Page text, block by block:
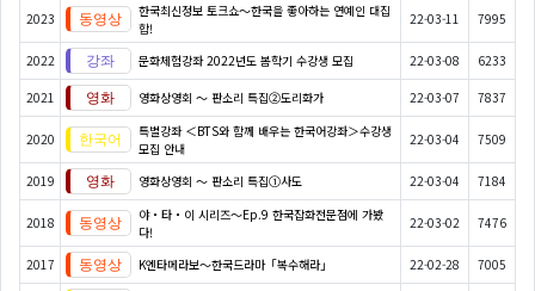
2023
한국최신정보 토크쇼～한국을 좋아하는 연예인 대집
합!
22-03-11 7995
2022 문화체험강좌 2022년도 봄학기 수강생 모집 22-03-08 6233
2021 영화상영회 ～ 판소리 특집②도리화가 22-03-07 7837
2020
특별강좌 ＜BTS와 함께 배우는 한국어강좌＞수강생
모집 안내
22-03-04 7509
2019 영화상영회 ～ 판소리 특집①사도 22-03-04 7184
2018
야・타・이 시리즈〜Ep.9 한국잡화전문점에 가봤
다!
22-03-02 7476
2017 K엔타메라보～한국드라마「복수해라」 22-02-28 7005